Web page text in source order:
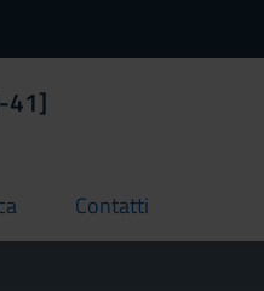
41]
Contatti
current